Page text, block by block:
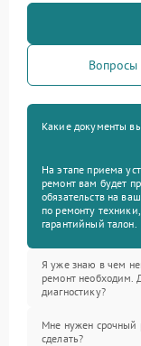
Какие документы
На этапе приема
ремонт вам будет
обязательств на
по ремонту
гарантийный талон.
Я уже знаю в чем
ремонт необходим.
диагностику?
Мне нужен срочный
сделать?